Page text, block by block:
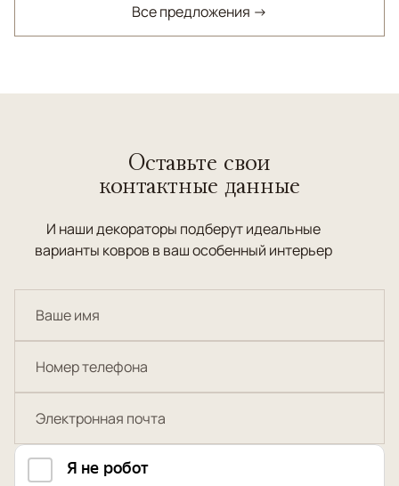
Все предложения →
Оставьте свои
контактные данные
И наши декораторы подберут идеальные
варианты ковров в ваш особенный интерьер